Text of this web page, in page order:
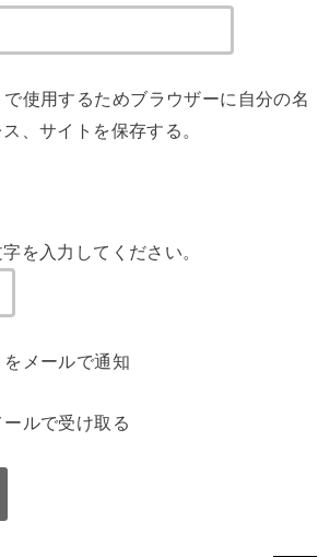
使用するためブラウザーに自分の名
、サイトを保存する。
を入力してください。
メールで通知
ルで受け取る